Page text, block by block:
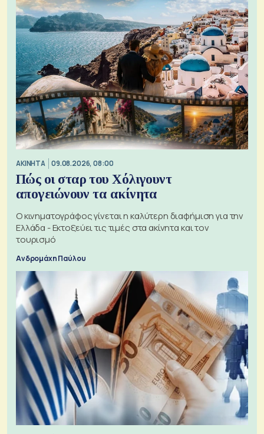
ΑΚΙΝΗΤΑ 09.08.2026, 08:00
Πώς οι σταρ του Χόλιγουντ
απογειώνουν τα ακίνητα
Ο κινηματογράφος γίνεται η καλύτερη διαφήμιση για την
Ελλάδα - Εκτοξεύει τις τιμές στα ακίνητα και τον
τουρισμό
Ανδρομάχη Παύλου